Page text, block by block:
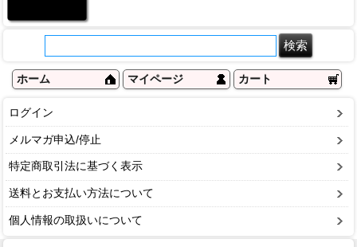
ホーム マイページ カート
ログイン
メルマガ申込/停止
特定商取引法に基づく表示
送料とお支払い方法について
個人情報の取扱いについて